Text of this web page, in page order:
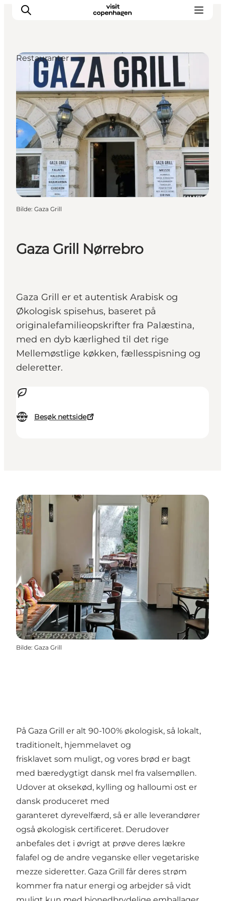
Aktiviteter
Spise og drikke
Planlegg turen din
Gaza Grill Nørrebro
Gaza Grill er et autentisk Arabisk og
Økologisk spisehus, baseret på
originalefamilieopskrifter fra Palæstina,
med en dyb kærlighed til det rige
Mellemøstlige køkken, fællesspisning og
deleretter.
Besøk nettside
Restauranter
Bilde: Gaza Grill
Bilde: Gaza Grill
På Gaza Grill er alt 90-100% økologisk, så lokalt,
traditionelt, hjemmelavet og
frisklavet som muligt, og vores brød er bagt
med bæredygtigt dansk mel fra valsemøllen.
Udover at oksekød, kylling og halloumi ost er
dansk produceret med
garanteret dyrevelfærd, så er alle leverandører
også økologisk certificeret. Derudover
anbefales det i øvrigt at prøve deres lækre
falafel og de andre veganske eller vegetariske
mezze sideretter. Gaza Grill får deres strøm
kommer fra natur energi og arbejder så vidt